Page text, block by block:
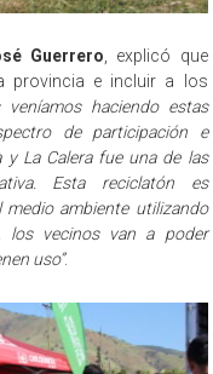
Guerrero , explicó que
provincia e incluir a los
veníamos haciendo estas
de participación e
La Calera fue una de las
Esta reciclatón es
ambiente utilizando
los vecinos van a poder
uso”.